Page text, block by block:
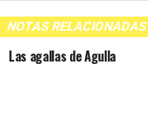
NOTAS RELACIONADAS
Las agallas de Agulla